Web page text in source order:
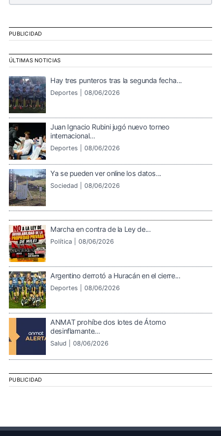
PUBLICIDAD
ÚLTIMAS NOTICIAS
Hay tres punteros tras la segunda fecha...
Deportes | 08/06/2026
Juan Ignacio Rubini jugó nuevo torneo
internacional...
Deportes | 08/06/2026
Ya se pueden ver online los datos...
Sociedad | 08/06/2026
Marcha en contra de la Ley de...
Política | 08/06/2026
Argentino derrotó a Huracán en el cierre...
Deportes | 08/06/2026
ANMAT prohíbe dos lotes de Átomo
desinflamante...
Salud | 08/06/2026
PUBLICIDAD